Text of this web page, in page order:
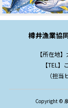
樽井漁業協
【所在地
【TEL
（担
Copyright ©